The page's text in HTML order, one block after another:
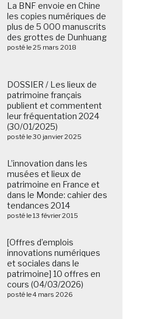
La BNF envoie en Chine
les copies numériques de
plus de 5 000 manuscrits
des grottes de Dunhuang
posté le 25 mars 2018
DOSSIER / Les lieux de
patrimoine français
publient et commentent
leur fréquentation 2024
(30/01/2025)
posté le 30 janvier 2025
L’innovation dans les
musées et lieux de
patrimoine en France et
dans le Monde: cahier des
tendances 2014
posté le 13 février 2015
[Offres d’emplois
innovations numériques
et sociales dans le
patrimoine] 10 offres en
cours (04/03/2026)
posté le 4 mars 2026